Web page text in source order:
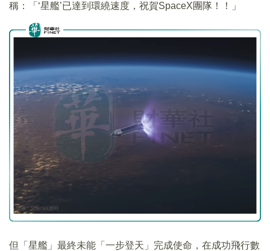
稱：「‘星艦’已達到環繞速度，祝賀SpaceX團隊！！」
但「星艦」最終未能「一步登天」完成使命，在成功飛行數